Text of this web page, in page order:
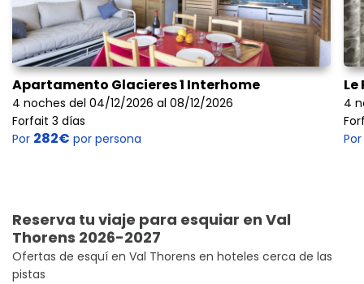
Apartamento Glacieres 1 Interhome
4 noches del 04/12/2026 al 08/12/2026
Forfait 3 días
Por 282€ por persona
Le
4
Por
Reserva tu viaje para esquiar en Val
Thorens 2026-2027
Ofertas de esquí en Val Thorens en hoteles cerca de las
pistas